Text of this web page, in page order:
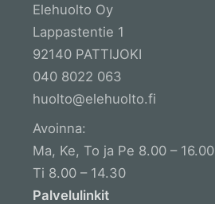
Elehuolto Oy
Lappastentie 1
92140 PATTIJOKI
040 8022 063
huolto@elehuolto.fi
Avoinna:
Ma, Ke, To ja Pe 8.00 – 16.00
Ti 8.00 – 14.30
Palvelulinkit